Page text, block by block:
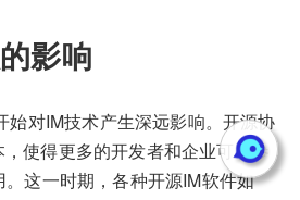
影响
始对IM技术产生深远影响。开源协
使得更多的开发者和企业可以参
这一时期，各种开源IM软件如